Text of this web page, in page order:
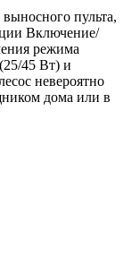
пульта,
Включение/
режима
45 Вт) и
невероятно
дома или в